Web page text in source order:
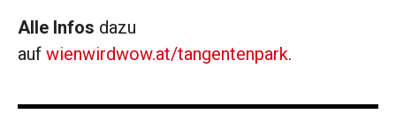
Alle Infos dazu
auf wienwirdwow.at/tangentenpark.